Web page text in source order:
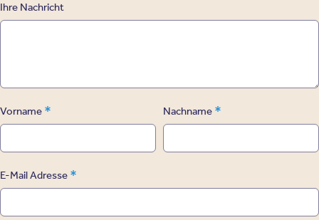
Ihre Nachricht
Vorname * Nachname *
E-Mail Adresse *